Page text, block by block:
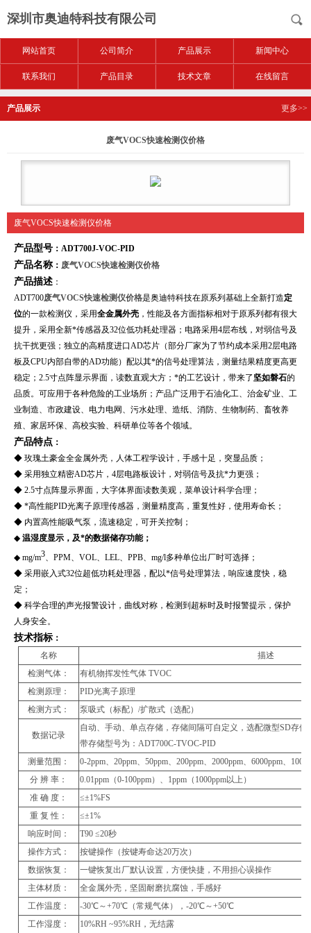
深圳市奥迪特科技有限公司
网站首页 公司简介 产品展示 新闻中心
联系我们 产品目录 技术文章 在线留言
产品展示 更多>>
废气VOCS快速检测仪价格
废气VOCS快速检测仪价格
产品型号 ：ADT700J-VOC-PID
产品名称 ： 废气VOCS快速检测仪价格
产品描述 ：
ADT700废气VOCS快速检测仪价格是奥迪特科技在原系列基础上全新打造定
位的一款检测仪，采用全金属外壳 ，性能及各方面指标相对于原系列都有很大
提升，采用全新*传感器及32位低功耗处理器；电路采用4层布线，对弱信号及
抗干扰更强；独立的高精度进口AD芯片（部分厂家为了节约成本采用2层电路
板及CPU内部自带的AD功能）配以其*的信号处理算法，测量结果精度更高更
稳定；2.5寸点阵显示界面，读数直观大方；*的工艺设计，带来了 坚如磐石的
品质。可应用于各种危险的工业场所；产品广泛用于石油化工、治金矿业、工
业制造、市政建设、电力电网、污水处理、造纸、消防、生物制药、畜牧养
殖、家居环保、高校实验、科研单位等各个领域。
产品特点 ：
◆ 玫瑰土豪金全金属外壳，人体工程学设计，手感十足，突显品质；
◆ 采用独立精密AD芯片，4层电路板设计，对弱信号及抗*力更强；
◆ 2.5寸点阵显示界面，大字体界面读数美观，菜单设计科学合理；
◆ *高性能PID光离子原理传感器，测量精度高，重复性好，使用寿命长；
◆ 内置高性能吸气泵，流速稳定，可开关控制；
◆ 温湿度显示，及*的数据储存功能；
◆ mg/m3 、PPM、VOL、LEL、PPB、mg/l多种单位出厂时可选择；
◆ 采用嵌入式32位超低功耗处理器，配以*信号处理算法，响应速度快，稳
定；
◆ 科学合理的声光报警设计，曲线对称，检测到超标时及时报警提示，保护
人身安全。
技术指标 ：
名称
描述
检测气体：
有机物挥发性气体 TVOC
检测原理：
PID光离子原理
检测方式：
泵吸式（标配）/扩散式（选配）
数据记录
自动、手动、单点存储，存储间隔可自定义，选配微型SD存储
带存储型号为：ADT700C-TVOC-PID
测量范围：
0-2ppm、20ppm、50ppm、200ppm、2000ppm、6000ppm、
分 辨 率：
0.01ppm（0-100ppm）、1ppm（1000ppm以上）
准 确 度：
≤±1%FS
重 复 性：
≤±1%
响应时间：
T90 ≤20秒
操作方式：
按键操作（按键寿命达20万次）
数据恢复：
一键恢复出厂默认设置，方便快捷，不用担心误操作
主体材质：
全金属外壳，坚固耐磨抗腐蚀，手感好
工作温度：
-30℃～+70℃（常规气体），-20℃～+50℃
工作湿度：
10%RH ~95%RH，无结露